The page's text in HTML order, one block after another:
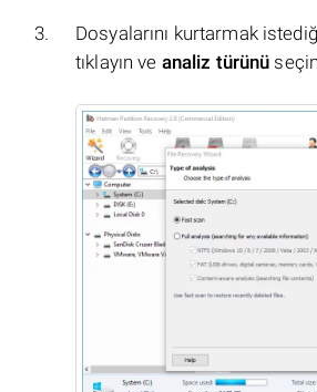
Dosyalarını kurtarmak
tıklayın ve analiz türünü